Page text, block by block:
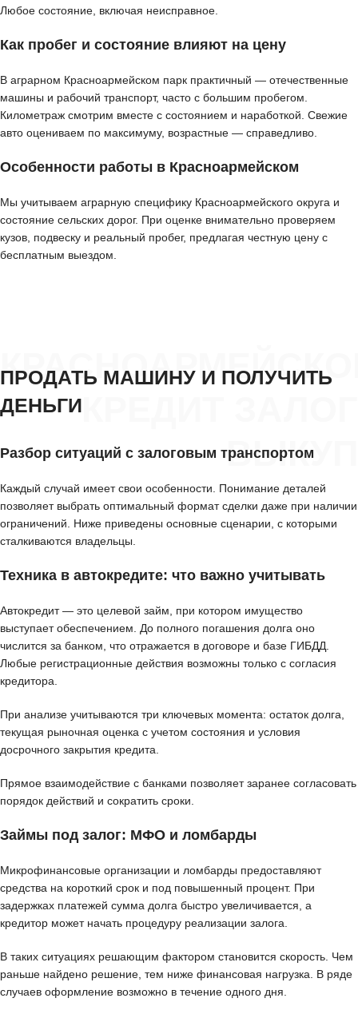
Любое состояние, включая неисправное.
Как пробег и состояние влияют на цену
В аграрном Красноармейском парк практичный — отечественные
машины и рабочий транспорт, часто с большим пробегом.
Километраж смотрим вместе с состоянием и наработкой. Свежие
авто оцениваем по максимуму, возрастные — справедливо.
Особенности работы в Красноармейском
Мы учитываем аграрную специфику Красноармейского округа и
состояние сельских дорог. При оценке внимательно проверяем
кузов, подвеску и реальный пробег, предлагая честную цену с
бесплатным выездом.
ВЫКУП
ПРОДАТЬ МАШИНУ И ПОЛУЧИТЬ
ДЕНЬГИ
Разбор ситуаций с залоговым транспортом
Каждый случай имеет свои особенности. Понимание деталей
позволяет выбрать оптимальный формат сделки даже при наличии
ограничений. Ниже приведены основные сценарии, с которыми
сталкиваются владельцы.
Техника в автокредите: что важно учитывать
Автокредит — это целевой займ, при котором имущество
выступает обеспечением. До полного погашения долга оно
числится за банком, что отражается в договоре и базе ГИБДД.
Любые регистрационные действия возможны только с согласия
кредитора.
При анализе учитываются три ключевых момента: остаток долга,
текущая рыночная оценка с учетом состояния и условия
досрочного закрытия кредита.
Прямое взаимодействие с банками позволяет заранее согласовать
порядок действий и сократить сроки.
Займы под залог: МФО и ломбарды
Микрофинансовые организации и ломбарды предоставляют
средства на короткий срок и под повышенный процент. При
задержках платежей сумма долга быстро увеличивается, а
кредитор может начать процедуру реализации залога.
В таких ситуациях решающим фактором становится скорость. Чем
раньше найдено решение, тем ниже финансовая нагрузка. В ряде
случаев оформление возможно в течение одного дня.